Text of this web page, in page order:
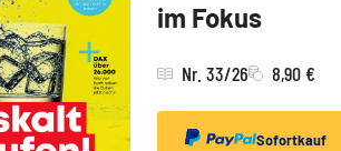
im Fokus
Nr. 33/26 8,90 €
Sofortkauf